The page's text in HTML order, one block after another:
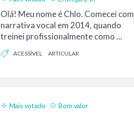
Olá! Meu nome é Chlo. Comecei com
narrativa vocal em 2014, quando
treinei profissionalmente como ...
ACESSÍVEL ARTICULAR
Mais votado Bom valor